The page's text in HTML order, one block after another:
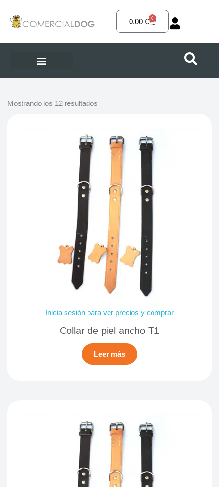
contenido
0,00€ 0
Carrito
Mostrando los 12 resultados
Inicia sesión para ver precios y comprar
Collar de piel ancho T1
Leer más